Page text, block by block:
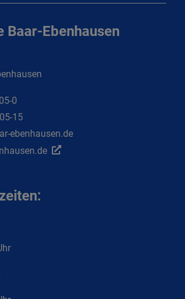
Baar-Ebenhausen
0
15
ebenhausen.de